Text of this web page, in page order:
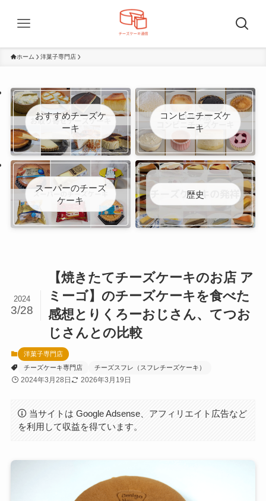
ホーム 洋菓子専門店
おすすめチーズケ
ーキ
コンビニチーズケ
ーキ
スーパーのチーズ
ケーキ
歴史
【焼きたてチーズケーキのお店 ア
ミーゴ】のチーズケーキを食べた
感想とりくろーおじさん、てつお
じさんとの比較
2024
3/28
洋菓子専門店
チーズケーキ専門店
チーズスフレ（スフレチーズケーキ）
2024年3月28日 2026年3月19日
当サイトは Google Adsense、アフィリエイト広告など
を利用して収益を得ています。